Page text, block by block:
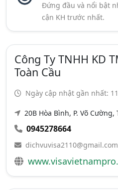
Đứng đầu và nổi bật
cận KH trước nhất.
Công Ty TNHH KD
Toàn Cầu
Ngày cập nhật gần nhất:
20B Hòa Bình, P. Võ Cường,
0945278664
dichvuvisa2110@gmail.com